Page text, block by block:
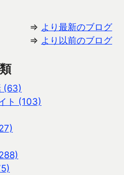
⇒ より最新のブログ
⇒ より以前のブログ
(63)
ト (103)